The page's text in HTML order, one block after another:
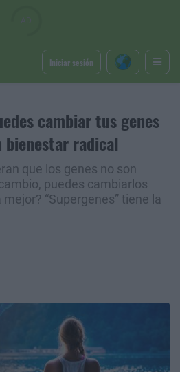
Iniciar sesión
cambiar tus genes
bienestar radical
que los genes no son
puedes cambiarlos
“Supergenes” tiene la